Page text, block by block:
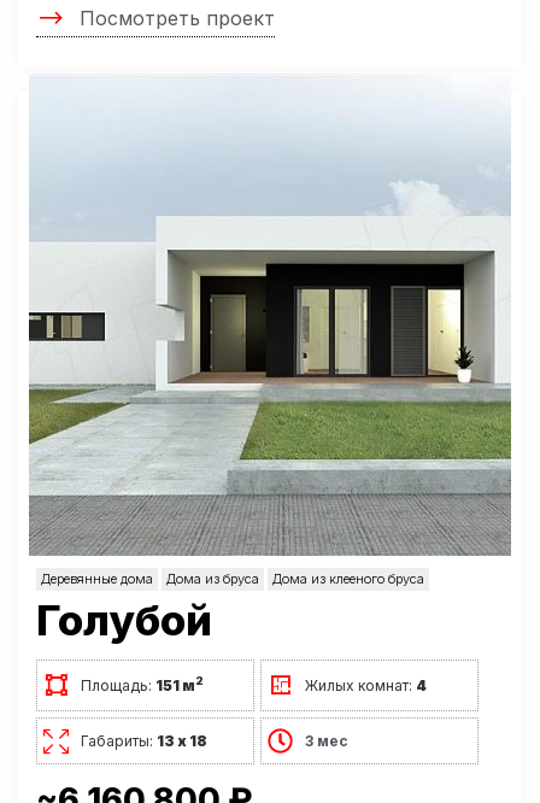
Посмотреть проект
Деревянные дома Дома из бруса Дома из клееного бруса
Голубой
Площадь: 151 м2 Жилых комнат: 4
Габариты: 13 х 18 3 мес